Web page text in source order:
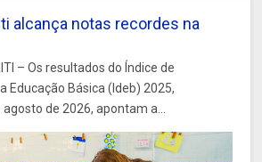
alcança notas recordes na
– Os resultados do Índice de
Educação Básica (Ideb) 2025,
de 2026, apontam a...